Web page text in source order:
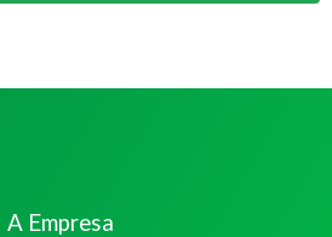
A Empresa